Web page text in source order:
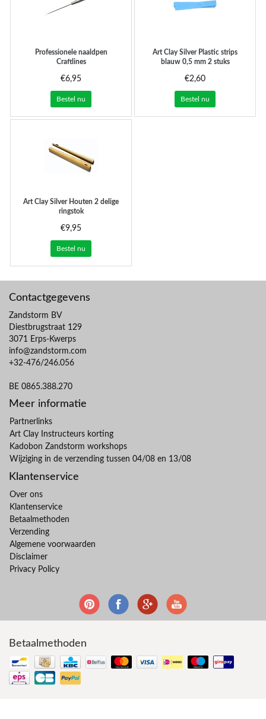
Professionele naaldpen
Craftlines
€6,95
Bestel nu
Art Clay SilverPlastic strips
blauw 0,5 mm 2 stuks
€2,60
Bestel nu
Art Clay SilverHouten 2 delige
ringstok
€9,95
Bestel nu
Contactgegevens
Zandstorm BV
Diestbrugstraat 129
3071 Erps-Kwerps
info@zandstorm.com
+32-476/246.056
BE 0865.388.270
Meer informatie
Partnerlinks
Art Clay Instructeurs korting
Kadobon Zandstorm workshops
Wijziging in de verzending tussen 04/08 en 13/08
Klantenservice
Over ons
Klantenservice
Betaalmethoden
Verzending
Algemene voorwaarden
Disclaimer
Privacy Policy
Betaalmethoden